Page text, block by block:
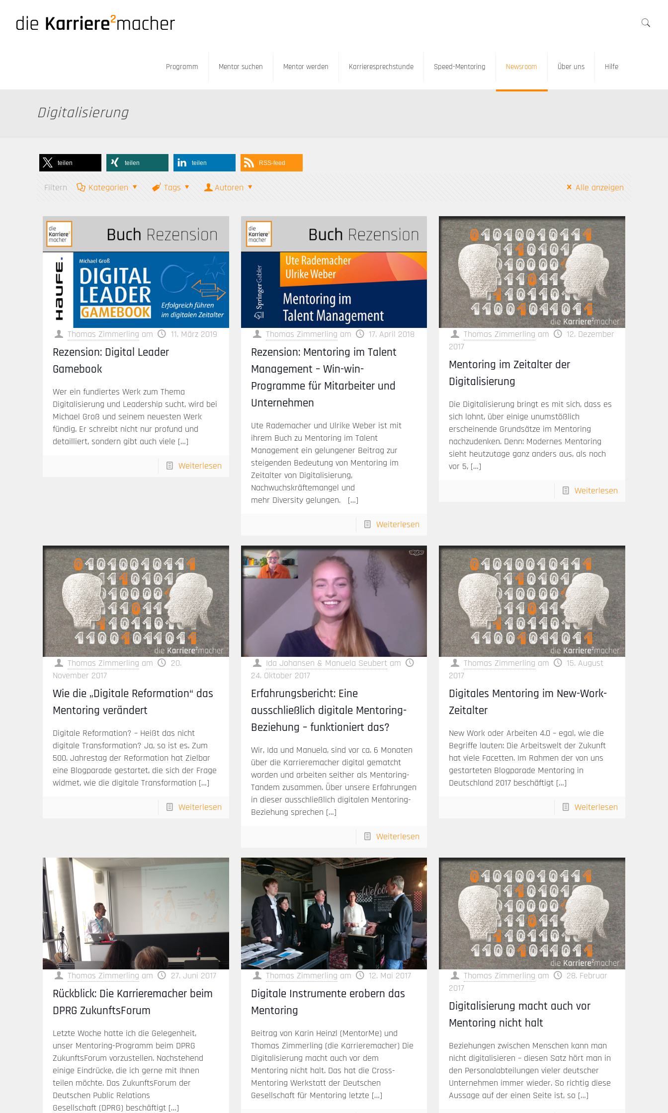
Programm Mentor suchen Mentor werden Karrieresprechstunde Speed-Mentoring Newsroom Über uns Hilfe
Digitalisierung
teilen teilen teilen RSS-feed
Filtern Kategorien Tags Autoren Alle anzeigen
Thomas Zimmerling am 11. März 2019
Rezension: Digital Leader
Gamebook
Wer ein fundiertes Werk zum Thema
Digitalisierung und Leadership sucht, wird bei
Michael Groß und seinem neuesten Werk
fündig. Er schreibt nicht nur profund und
detailliert, sondern gibt auch viele […]
Weiterlesen
Thomas Zimmerling am 17. April 2018
Rezension: Mentoring im Talent
Management – Win-win-
Programme für Mitarbeiter und
Unternehmen
Ute Rademacher und Ulrike Weber ist mit
ihrem Buch zu Mentoring im Talent
Management ein gelungener Beitrag zur
steigenden Bedeutung von Mentoring im
Zeitalter von Digitalisierung,
Nachwuchskräftemangel und
mehr Diversity gelungen.
[…]
Weiterlesen
Thomas Zimmerling am
12. Dezember
2017
Mentoring im Zeitalter der
Digitalisierung
Die Digitalisierung bringt es mit sich, dass es
sich lohnt, über einige unumstößlich
erscheinende Grundsätze im Mentoring
nachzudenken. Denn: Modernes Mentoring
sieht heutzutage ganz anders aus, als noch
vor 5, […]
Weiterlesen
Thomas Zimmerling am
20.
November 2017
Wie die „Digitale Reformation“ das
Mentoring verändert
Digitale Reformation? – Heißt das nicht
digitale Transformation? Ja, so ist es. Zum
500. Jahrestag der Reformation hat Zielbar
eine Blogparade gestartet, die sich der Frage
widmet, wie die digitale Transformation […]
Weiterlesen
Ida Johansen & Manuela Seubert am
24. Oktober 2017
Erfahrungsbericht: Eine
ausschließlich digitale Mentoring-
Beziehung – funktioniert das?
Wir, Ida und Manuela, sind vor ca. 6 Monaten
über die Karrieremacher digital gematcht
worden und arbeiten seither als Mentoring-
Tandem zusammen. Über unsere Erfahrungen
in dieser ausschließlich digitalen Mentoring-
Beziehung sprechen […]
Weiterlesen
Thomas Zimmerling am
15. August
2017
Digitales Mentoring im New-Work-
Zeitalter
New Work oder Arbeiten 4.0 – egal, wie die
Begriffe lauten: Die Arbeitswelt der Zukunft
hat viele Facetten. Im Rahmen der von uns
gestarteten Blogparade Mentoring in
Deutschland 2017 beschäftigt […]
Weiterlesen
Thomas Zimmerling am 27. Juni 2017
Rückblick: Die Karrieremacher beim
DPRG ZukunftsForum
Letzte Woche hatte ich die Gelegenheit,
unser Mentoring-Programm beim DPRG
ZukunftsForum vorzustellen. Nachstehend
einige Eindrücke, die ich gerne mit Ihnen
teilen möchte. Das ZukunftsForum der
Deutschen Public Relations
Gesellschaft (DPRG) beschäftigt […]
Thomas Zimmerling am 12. Mai 2017
Digitale Instrumente erobern das
Mentoring
Beitrag von Karin Heinzl (MentorMe) und
Thomas Zimmerling (die Karrieremacher) Die
Digitalisierung macht auch vor dem
Mentoring nicht halt. Das hat die Cross-
Mentoring Werkstatt der Deutschen
Gesellschaft für Mentoring letzte […]
Thomas Zimmerling am
28. Februar
2017
Digitalisierung macht auch vor
Mentoring nicht halt
Beziehungen zwischen Menschen kann man
nicht digitalisieren – diesen Satz hört man in
den Personalabteilungen vieler deutscher
Unternehmen immer wieder. So richtig diese
Aussage auf der einen Seite ist, so […]